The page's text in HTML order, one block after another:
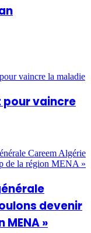
pour vaincre
devenir
»